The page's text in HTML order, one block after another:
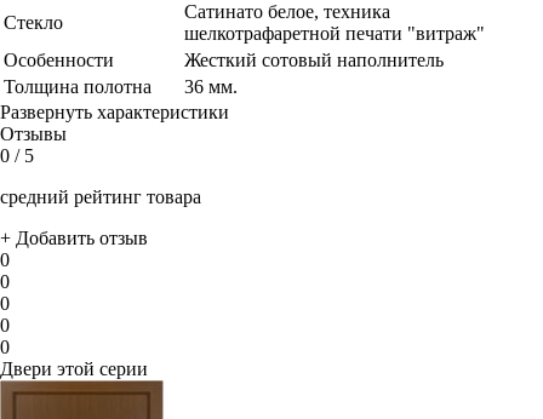
Стекло
Сатинато белое, техника
шелкотрафаретной печати "витраж"
Особенности
Жесткий сотовый наполнитель
Толщина полотна
36 мм.
Развернуть характеристики
Отзывы
0 / 5
средний рейтинг товара
+ Добавить отзыв
0
0
0
0
0
Двери этой серии